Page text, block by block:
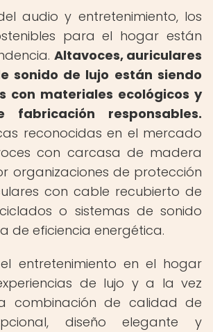
audio y entretenimiento, los
para el hogar están
Altavoces, auriculares
sonido de lujo están siendo
con materiales ecológicos y
fabricación responsables.
reconocidas en el mercado
con carcasa de madera
organizaciones de protección
con cable recubierto de
o sistemas de sonido
de eficiencia energética.
entretenimiento en el hogar
de lujo y a la vez
combinación de calidad de
diseño elegante y